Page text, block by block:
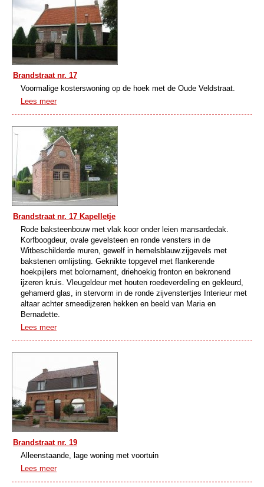
Brandstraat nr. 17
Voormalige kosterswoning op de hoek met de Oude Veldstraat.
Lees meer
Brandstraat nr. 17 Kapelletje
Rode baksteenbouw met vlak koor onder leien mansardedak.
Korfboogdeur, ovale gevelsteen en ronde vensters in de
Witbeschilderde muren, gewelf in hemelsblauw.zijgevels met
bakstenen omlijsting. Geknikte topgevel met flankerende
hoekpijlers met bolornament, driehoekig fronton en bekronend
ijzeren kruis. Vleugeldeur met houten roedeverdeling en gekleurd,
gehamerd glas, in stervorm in de ronde zijvenstertjes Interieur met
altaar achter smeedijzeren hekken en beeld van Maria en
Bernadette.
Lees meer
Brandstraat nr. 19
Alleenstaande, lage woning met voortuin
Lees meer